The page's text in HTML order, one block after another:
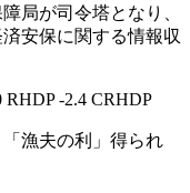
局が司令塔となり、
安保に関する情報収
-2.4 CRHDP
漁夫の利」得られ